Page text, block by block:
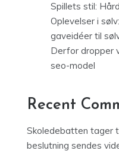
Spillets stil:
Oplevelser i
gaveidéer til
Derfor dropper
seo-model
Recent
Skoledebatten tager
beslutning sendes